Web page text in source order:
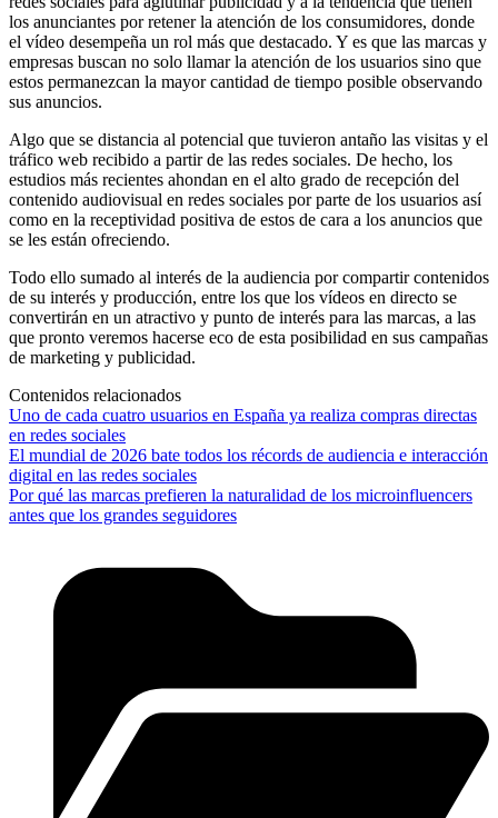
los anunciantes por retener la atención de los consumidores, donde
el vídeo desempeña un rol más que destacado. Y es que las marcas y
empresas buscan no solo llamar la atención de los usuarios sino que
estos permanezcan la mayor cantidad de tiempo posible observando
sus anuncios.
Algo que se distancia al potencial que tuvieron antaño las visitas y el
tráfico web recibido a partir de las redes sociales. De hecho, los
estudios más recientes ahondan en el alto grado de recepción del
contenido audiovisual en redes sociales por parte de los usuarios así
como en la receptividad positiva de estos de cara a los anuncios que
se les están ofreciendo.
Todo ello sumado al interés de la audiencia por compartir contenidos
de su interés y producción, entre los que los vídeos en directo se
convertirán en un atractivo y punto de interés para las marcas, a las
que pronto veremos hacerse eco de esta posibilidad en sus campañas
de marketing y publicidad.
Contenidos relacionados
Uno de cada cuatro usuarios en España ya realiza compras directas
en redes sociales
El mundial de 2026 bate todos los récords de audiencia e interacción
digital en las redes sociales
Por qué las marcas prefieren la naturalidad de los microinfluencers
antes que los grandes seguidores